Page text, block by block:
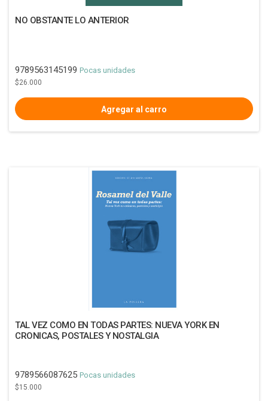
NO OBSTANTE LO ANTERIOR
9789563145199 Pocas unidades
$26.000
TAL VEZ COMO EN TODAS PARTES: NUEVA YORK EN
CRONICAS, POSTALES Y NOSTALGIA
9789566087625 Pocas unidades
$15.000